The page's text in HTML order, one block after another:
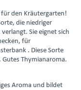
für den Kräutergarten!
die niedriger
Sie eignet sich
für
. Diese Sorte
Thymianaroma.
Aroma und bildet